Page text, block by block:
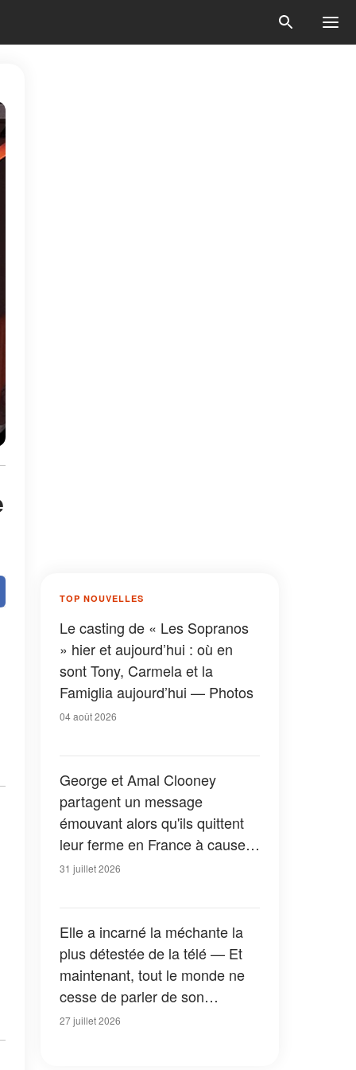
TOP NOUVELLES
Le casting de « Les Sopranos
» hier et aujourd’hui : où en
sont Tony, Carmela et la
Famiglia aujourd’hui — Photos
04 août 2026
George et Amal Clooney
partagent un message
émouvant alors qu'ils quittent
leur ferme en France à cause
des feux de forêt — Tous les
31 juillet 2026
Elle a incarné la méchante la
plus détestée de la télé — Et
maintenant, tout le monde ne
cesse de parler de son
apparition dans la nouvelle
27 juillet 2026